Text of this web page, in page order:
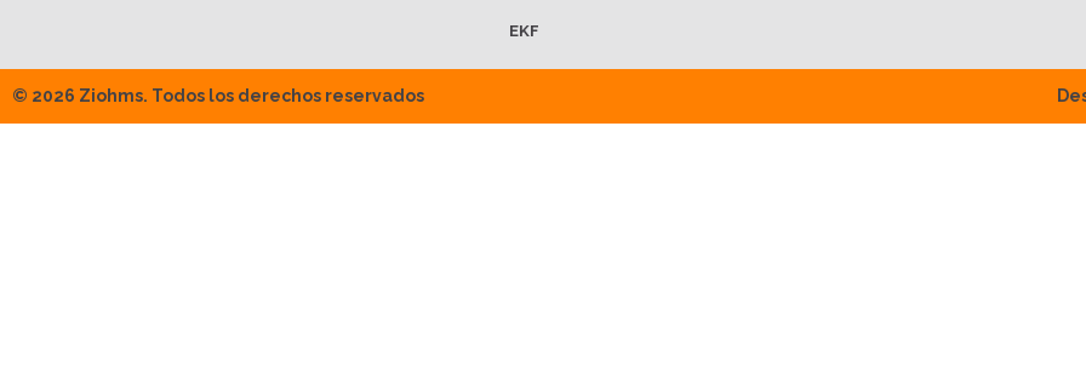
EKF
© 2026 Ziohms. Todos los derechos reservados